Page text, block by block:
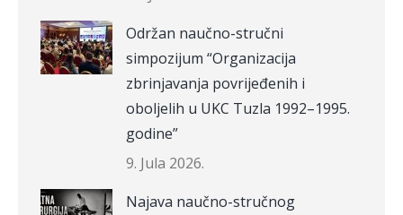
Održan naučno-stručni
simpozijum “Organizacija
zbrinjavanja povrijeđenih i
oboljelih u UKC Tuzla 1992–1995.
godine”
9. Jula 2026.
Najava naučno-stručnog